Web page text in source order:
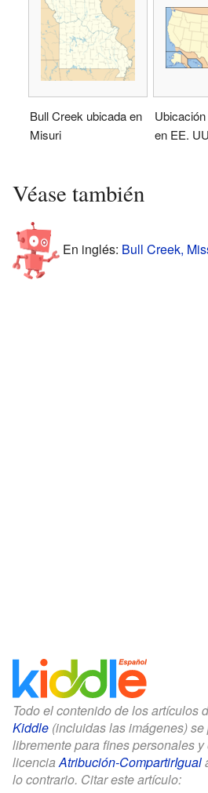
Bull Creek ubicada en
Misuri
en EE.
Véase también
En inglés: Bull Creek,
Todo el contenido de los artículos
Kiddle (incluidas las imágenes)
libremente para fines personales
licenciaAtribución-CompartirIgual
lo contrario. Citar este artículo: